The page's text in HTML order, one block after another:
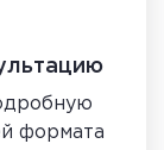
формата